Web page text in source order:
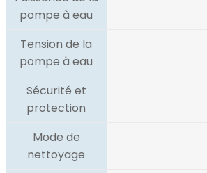
pompe à eau
Tension de la
pompe à eau
Sécurité et
protection
Mode de
nettoyage